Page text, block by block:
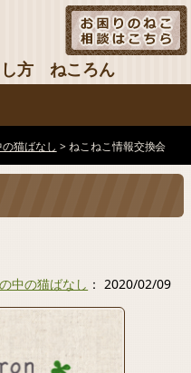
し方 ねころん
猫ばなし >ねこねこ情報交換会
中の猫ばなし ： 2020/02/09